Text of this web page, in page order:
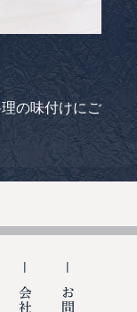
の味付けにご
品のご購入
会社概要